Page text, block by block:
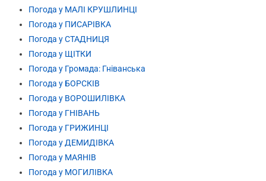
Погода у МАЛІ КРУШЛИНЦІ
Погода у ПИСАРІВКА
Погода у СТАДНИЦЯ
Погода у ЩІТКИ
Погода у Громада: Гніванська
Погода у БОРСКІВ
Погода у ВОРОШИЛІВКА
Погода у ГНІВАНЬ
Погода у ГРИЖИНЦІ
Погода у ДЕМИДІВКА
Погода у МАЯНІВ
Погода у МОГИЛІВКА